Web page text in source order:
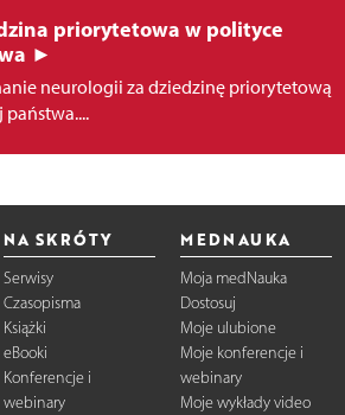
priorytetowa w polityce
►
neurologii za dziedzinę priorytetową
NA SKRÓTY
Serwisy
Czasopisma
Książki
eBooki
Konferencje i
webinary
MEDNAUKA
Moja medNauka
Dostosuj
Moje ulubione
Moje konferencje i
webinary
Moje wykłady video